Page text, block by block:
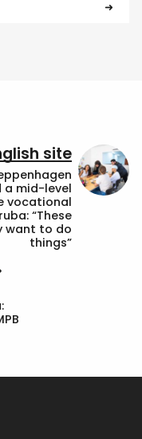
site
mid-level
vocational
“These
want to do
things”